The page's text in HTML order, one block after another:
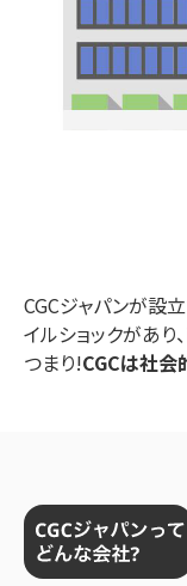
CGCジャパンが設
イルショックがあ
つまり!CGCは社会